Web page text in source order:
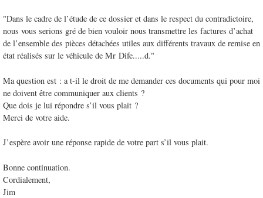
"Dans le cadre de l’étude de ce dossier et dans le respect du contradictoire,
nous vous serions gré de bien vouloir nous transmettre les factures d’achat
de l’ensemble des pièces détachées utiles aux différents travaux de remise en
état réalisés sur le véhicule de Mr Dife.....d."
Ma question est : a t-il le droit de me demander ces documents qui pour moi
ne doivent être communiquer aux clients ?
Que dois je lui répondre s’il vous plait ?
Merci de votre aide.
J’espère avoir une réponse rapide de votre part s’il vous plait.
Bonne continuation.
Cordialement,
Jim